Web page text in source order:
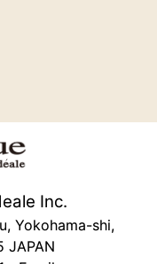
Inc.
Yokohama-shi,
JAPAN